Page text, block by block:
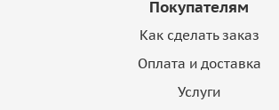
Покупателям
Как сделать заказ
Оплата и доставка
Услуги